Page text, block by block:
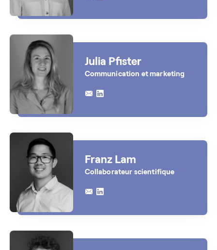
Julia Pfister
Communication et marketing
Franz Lam
Collaborateur scientifique